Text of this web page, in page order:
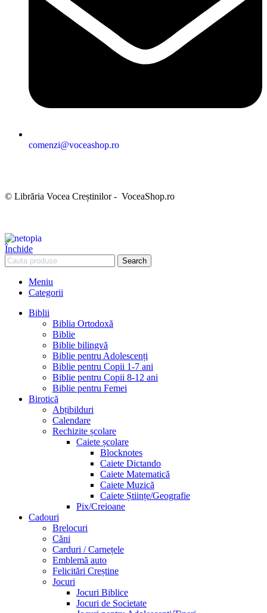
comenzi@voceashop.ro
© Librăria Vocea Creștinilor - VoceaShop.ro
Închide
Search
Meniu
Categorii
Biblii
Biblia Ortodoxă
Biblie
Biblie bilingvă
Biblie pentru Adolescenți
Biblie pentru Copii 1-7 ani
Biblie pentru Copii 8-12 ani
Biblie pentru Femei
Birotică
Abțibilduri
Calendare
Rechizite școlare
Caiete școlare
Blocknotes
Caiete Dictando
Caiete Matematică
Caiete Muzică
Caiete Științe/Geografie
Pix/Creioane
Cadouri
Brelocuri
Căni
Carduri / Carnețele
Emblemă auto
Felicitări Creștine
Jocuri
Jocuri Biblice
Jocuri de Societate